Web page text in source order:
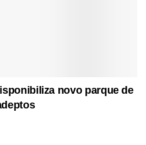
novo parque de